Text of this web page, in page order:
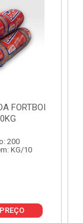
CONG
KG
297
± 26,4 KG